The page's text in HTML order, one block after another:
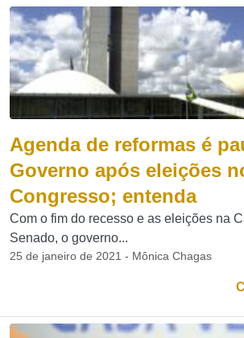
Agenda de reformas é
Governo após eleições
Congresso; entenda
Com o fim do recesso e as eleições na
Senado, o governo...
25 de janeiro de 2021 - Mônica Chagas